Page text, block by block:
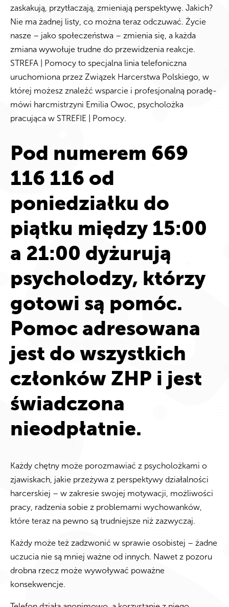
zaskakują, przytłaczają, zmieniają perspektywę. Jakich?
Nie ma żadnej listy, co można teraz odczuwać. Życie
nasze – jako społeczeństwa – zmienia się, a każda
zmiana wywołuje trudne do przewidzenia reakcje.
STREFA | Pomocy to specjalna linia telefoniczna
uruchomiona przez Związek Harcerstwa Polskiego, w
której możesz znaleźć wsparcie i profesjonalną poradę-
mówi harcmistrzyni Emilia Owoc, psycholożka
pracująca w STREFIE | Pomocy.
Pod numerem 669
116 116 od
poniedziałku do
piątku między 15:00
a 21:00 dyżurują
psycholodzy, którzy
gotowi są pomóc.
Pomoc adresowana
jest do wszystkich
członków ZHP i jest
świadczona
nieodpłatnie.
Każdy chętny może porozmawiać z psycholożkami o
zjawiskach, jakie przeżywa z perspektywy działalności
harcerskiej – w zakresie swojej motywacji, możliwości
pracy, radzenia sobie z problemami wychowanków,
które teraz na pewno są trudniejsze niż zazwyczaj.
Każdy może też zadzwonić w sprawie osobistej – żadne
uczucia nie są mniej ważne od innych. Nawet z pozoru
drobna rzecz może wywoływać poważne
konsekwencje.